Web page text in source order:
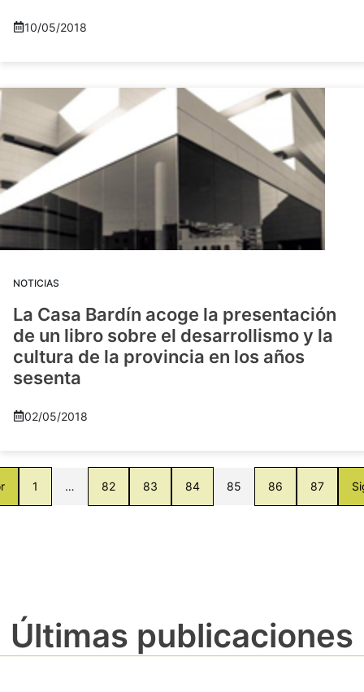
10/05/2018
NOTICIAS
La Casa Bardín acoge la presentación
de un libro sobre el desarrollismo y la
cultura de la provincia en los años
sesenta
02/05/2018
1 … 82 83 84 85 86 87
Últimas publicaciones